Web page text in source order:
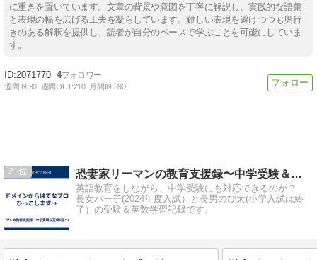
に重きを置いています。文章の背景や意図を丁寧に解説し、実践的な語彙
と表現の幅を広げる工夫を凝らしています。難しい表現を避けつつも奥行
きのある解釈を提供し、読者が自分のペースで学ぶことを可能にしていま
す。
2071770 4
週間IN:90 週間OUT:210 月間IN:390
21 恐妻家リーマンの教育支援録〜中学受験＆英検1級への道のり〜
英語教育をしながら、中学受験にも対応できるのか？
長女パー子(2024年度入試）と長男のび太(小学入試は終
了）の受験＆英数学習記録です。